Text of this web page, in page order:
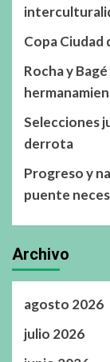
Copa Ciudad
Rocha y
Selecciones
derrota
Progreso y
puente
Archivo
agosto 2026
julio 2026